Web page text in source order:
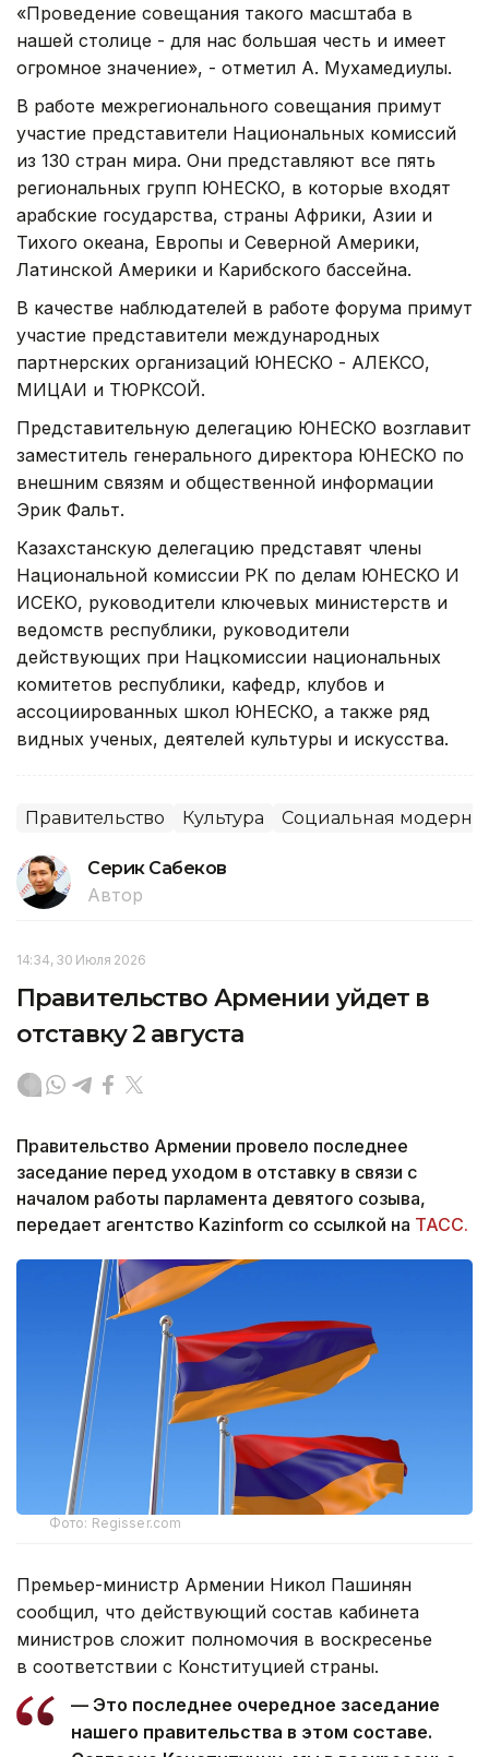
«Проведение совещания такого масштаба в
нашей столице - для нас большая честь и имеет
огромное значение», - отметил А. Мухамедиулы.
В работе межрегионального совещания примут
участие представители Национальных комиссий
из 130 стран мира. Они представляют все пять
региональных групп ЮНЕСКО, в которые входят
арабские государства, страны Африки, Азии и
Тихого океана, Европы и Северной Америки,
Латинской Америки и Карибского бассейна.
В качестве наблюдателей в работе форума примут
участие представители международных
партнерских организаций ЮНЕСКО - АЛЕКСО,
МИЦАИ и ТЮРКСОЙ.
Представительную делегацию ЮНЕСКО возглавит
заместитель генерального директора ЮНЕСКО по
внешним связям и общественной информации
Эрик Фальт.
Казахстанскую делегацию представят члены
Национальной комиссии РК по делам ЮНЕСКО И
ИСЕКО, руководители ключевых министерств и
ведомств республики, руководители
действующих при Нацкомиссии национальных
комитетов республики, кафедр, клубов и
ассоциированных школ ЮНЕСКО, а также ряд
видных ученых, деятелей культуры и искусства.
Правительство Культура Социальная
Серик Сабеков
Автор
14:34, 30 Июля 2026
Правительство Армении уйдет в
отставку 2 августа
Правительство Армении провело последнее
заседание перед уходом в отставку в связи с
началом работы парламента девятого созыва,
передает агентство Kazinform со ссылкой на ТАСС.
Фото: Regisser.com
Премьер-министр Армении Никол Пашинян
сообщил, что действующий состав кабинета
министров сложит полномочия в воскресенье
в соответствии с Конституцией страны.
— Это последнее очередное заседание
нашего правительства в этом составе.